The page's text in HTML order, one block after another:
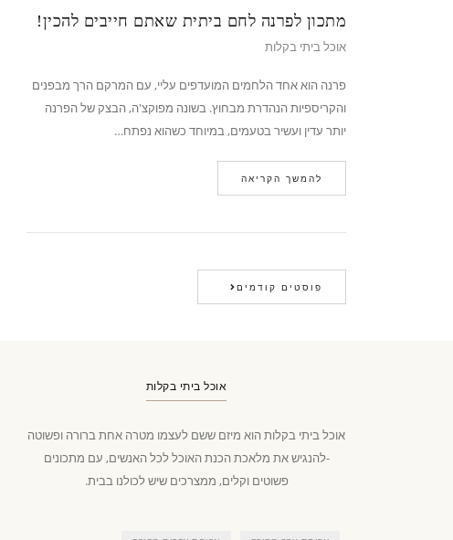
מתכון לפרנה לחם ביתית שאתם חייבים להכין!
אוכל ביתי בקלות
פרנה הוא אחד הלחמים המועדפים עליי, עם המרקם הרך מבפנים
והקריספיות הנהדרת מבחוץ. בשונה מפוקצ'ה, הבצק של הפרנה
יותר עדין ועשיר בטעמים, במיוחד כשהוא נפתח…
להמשך הקריאה
פוסטים קודמים
אוכל ביתי בקלות
אוכל ביתי בקלות הוא מיזם ששם לעצמו מטרה אחת ברורה ופשוטה
-להנגיש את מלאכת הכנת האוכל לכל האנשים, עם מתכונים
פשוטים וקלים, ממצרכים שיש לכולנו בבית.